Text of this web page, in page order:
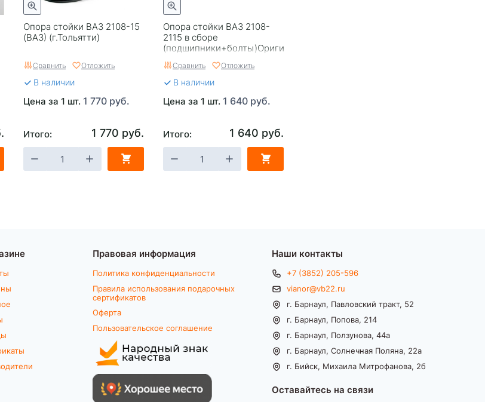
Опора стойки ВАЗ 2108-15
(ВАЗ) (г.Тольятти)
Сравнить Отложить
В наличии
Цена за 1 шт. 1 770 руб.
Итого: 1 770 руб.
Опора стойки ВАЗ 2108-
2115 в сборе
(подшипники+болты)Оригинал
Сравнить Отложить
В наличии
Цена за 1 шт. 1 640 руб.
Итого: 1 640 руб.
Правовая информация
Политика конфиденциальности
Правила использования подарочных
сертификатов
Оферта
Пользовательское соглашение
Наши контакты
+7 (3852) 205-596
vianor@vb22.ru
г. Барнаул, Павловский тракт, 52
г. Барнаул, Попова, 214
г. Барнаул, Ползунова, 44а
г. Барнаул, Солнечная Поляна, 22а
г. Бийск, Михаила Митрофанова, 2б
Оставайтесь на связи